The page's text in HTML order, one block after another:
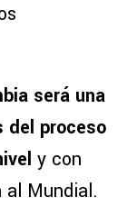
será una
del proceso
y con
al Mundial.